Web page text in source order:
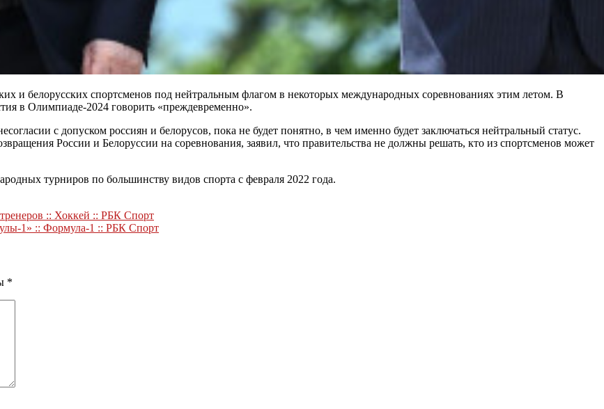
и белорусских спортсменов под нейтральным флагом в некоторых международных соревнованиях этим летом. В
в Олимпиаде-2024 говорить «преждевременно».
с допуском россиян и белорусов, пока не будет понятно, в чем именно будет заключаться нейтральный статус.
России и Белоруссии на соревнования, заявил, что правительства не должны решать, кто из спортсменов может
турниров по большинству видов спорта с февраля 2022 года.
:: Хоккей :: РБК Спорт
1» :: Формула-1 :: РБК Спорт
*